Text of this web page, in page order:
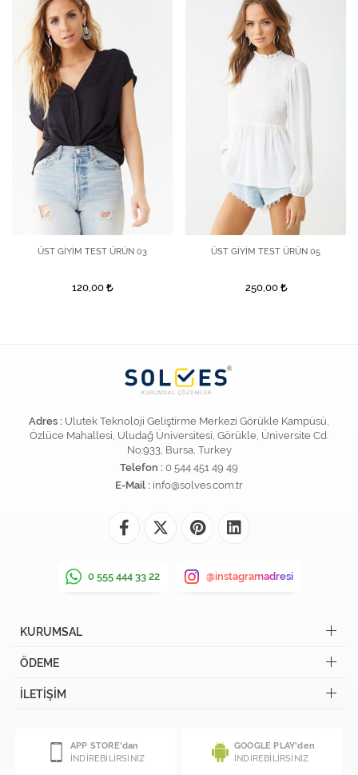
ÜST GİYİM TEST ÜRÜN 03
120,00
ÜST GİYİM TEST ÜRÜN 05
250,00
Adres : Ulutek Teknoloji Geliştirme Merkezi Görükle Kampüsü,
Özlüce Mahallesi, Uludağ Üniversitesi, Görükle, Üniversite Cd.
No:933, Bursa, Turkey
Telefon : 0 544 451 49 49
E-Mail : info@solves.com.tr
0 555 444 33 22 @instagramadresi
KURUMSAL
ÖDEME
İLETİŞİM
APP STORE'dan
İNDİREBİLİRSİNİZ
GOOGLE PLAY'den
İNDİREBİLİRSİNİZ